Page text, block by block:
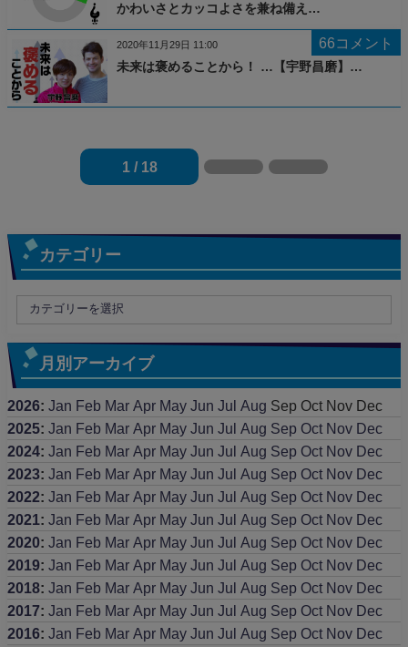
かわいさとカッコよさを兼ね備え…
66コメント
未来は褒めることから！ …【宇野昌磨】…
2020年11月29日 11:00
1 / 18
カテゴリー
月別アーカイブ
2026: Jan Feb Mar Apr May Jun Jul Aug Sep Oct Nov Dec
2025: Jan Feb Mar Apr May Jun Jul Aug Sep Oct Nov Dec
2024: Jan Feb Mar Apr May Jun Jul Aug Sep Oct Nov Dec
2023: Jan Feb Mar Apr May Jun Jul Aug Sep Oct Nov Dec
2022: Jan Feb Mar Apr May Jun Jul Aug Sep Oct Nov Dec
2021 : Jan Feb Mar Apr May Jun Jul Aug Sep Oct Nov Dec
2020: Jan Feb Mar Apr May Jun Jul Aug Sep Oct Nov Dec
2019: Jan Feb Mar Apr May Jun Jul Aug Sep Oct Nov Dec
2018: Jan Feb Mar Apr May Jun Jul Aug Sep Oct Nov Dec
2017: Jan Feb Mar Apr May Jun Jul Aug Sep Oct Nov Dec
2016: Jan Feb Mar Apr May Jun Jul Aug Sep Oct Nov Dec